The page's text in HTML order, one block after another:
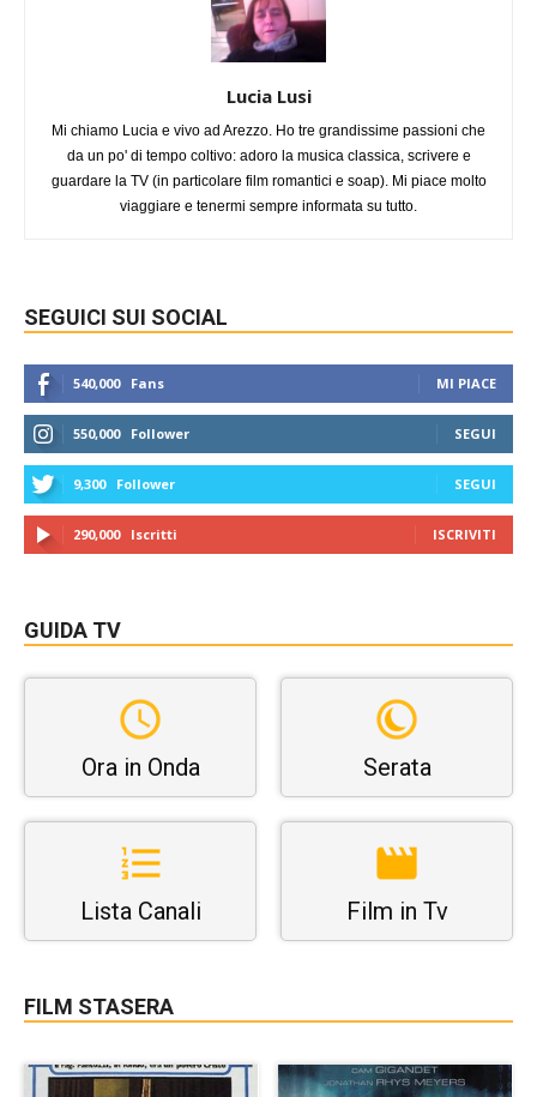
Lucia Lusi
Mi chiamo Lucia e vivo ad Arezzo. Ho tre grandissime passioni che
da un po' di tempo coltivo: adoro la musica classica, scrivere e
guardare la TV (in particolare film romantici e soap). Mi piace molto
viaggiare e tenermi sempre informata su tutto.
SEGUICI SUI SOCIAL
540,000 Fans MI PIACE
550,000 Follower SEGUI
9,300 Follower SEGUI
290,000 Iscritti ISCRIVITI
GUIDA TV
Ora in Onda Serata
Lista Canali Film in Tv
FILM STASERA